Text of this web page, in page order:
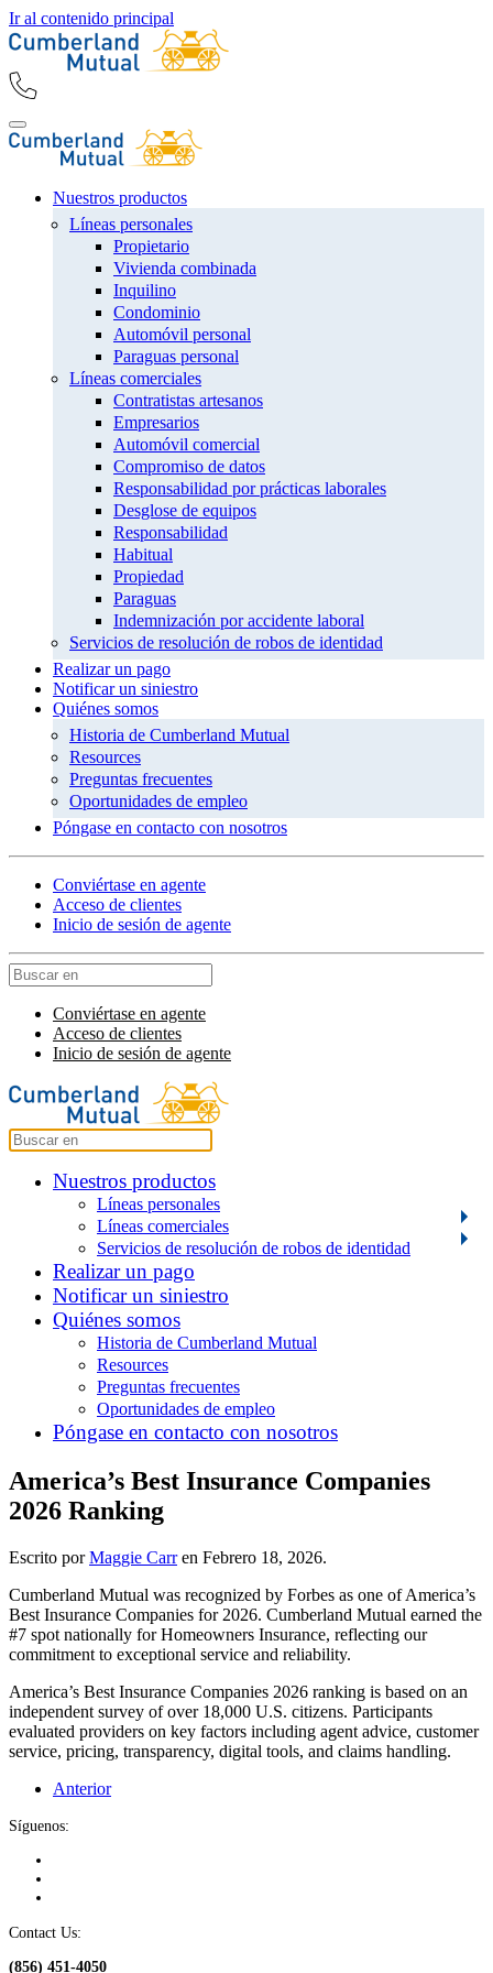
Ir al contenido principal
Nuestros productos
Líneas personales
Propietario
Vivienda combinada
Inquilino
Condominio
Automóvil personal
Paraguas personal
Líneas comerciales
Contratistas artesanos
Empresarios
Automóvil comercial
Compromiso de datos
Responsabilidad por prácticas laborales
Desglose de equipos
Responsabilidad
Habitual
Propiedad
Paraguas
Indemnización por accidente laboral
Servicios de resolución de robos de identidad
Realizar un pago
Notificar un siniestro
Quiénes somos
Historia de Cumberland Mutual
Resources
Preguntas frecuentes
Oportunidades de empleo
Póngase en contacto con nosotros
Conviértase en agente
Acceso de clientes
Inicio de sesión de agente
Conviértase en agente
Acceso de clientes
Inicio de sesión de agente
Nuestros productos
Líneas personales
Líneas comerciales
Servicios de resolución de robos de identidad
Realizar un pago
Notificar un siniestro
Quiénes somos
Historia de Cumberland Mutual
Resources
Preguntas frecuentes
Oportunidades de empleo
Póngase en contacto con nosotros
America’s Best Insurance Companies
2026 Ranking
Escrito porMaggie Carren Febrero 18, 2026.
Cumberland Mutual was recognized by Forbes as one of America’s
Best Insurance Companies for 2026. Cumberland Mutual earned the
#7 spot nationally for Homeowners Insurance, reflecting our
commitment to exceptional service and reliability.
America’s Best Insurance Companies 2026 ranking is based on an
independent survey of over 18,000 U.S. citizens. Participants
evaluated providers on key factors including agent advice, customer
service, pricing, transparency, digital tools, and claims handling.
Anterior
Síguenos:
Contact Us:
(856) 451-4050